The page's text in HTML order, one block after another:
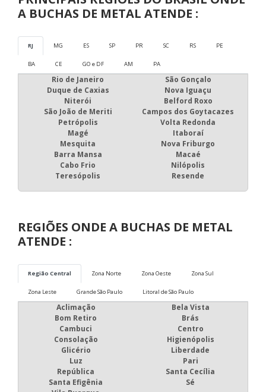
A BUCHAS DE METAL ATENDE :
RJ MG ES SP PR SC RS PE
BA CE GO e DF AM PA
Rio de Janeiro
São Gonçalo
Duque de Caxias
Nova Iguaçu
Niterói
Belford Roxo
São João de Meriti
Campos dos Goytacazes
Petrópolis
Volta Redonda
Magé
Itaboraí
Mesquita
Nova Friburgo
Barra Mansa
Macaé
Cabo Frio
Nilópolis
Teresópolis
Resende
REGIÕES ONDE A BUCHAS DE METAL
ATENDE :
Região Central Zona Norte Zona Oeste Zona Sul
Zona Leste Grande São Paulo Litoral de São Paulo
Aclimação
Bela Vista
Bom Retiro
Brás
Cambuci
Centro
Consolação
Higienópolis
Glicério
Liberdade
Luz
Pari
República
Santa Cecília
Santa Efigênia
Sé